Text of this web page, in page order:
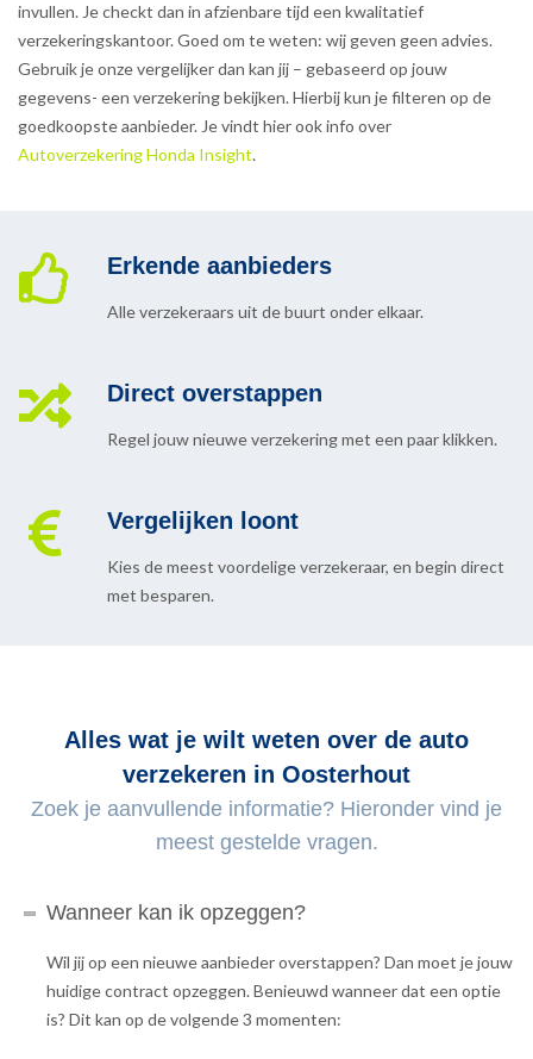
invullen. Je checkt dan in afzienbare tijd een kwalitatief
verzekeringskantoor. Goed om te weten: wij geven geen advies.
Gebruik je onze vergelijker dan kan jij – gebaseerd op jouw
gegevens- een verzekering bekijken. Hierbij kun je filteren op de
goedkoopste aanbieder. Je vindt hier ook info over
Autoverzekering Honda Insight.
Erkende aanbieders
Alle verzekeraars uit de buurt onder elkaar.
Direct overstappen
Regel jouw nieuwe verzekering met een paar klikken.
Vergelijken loont
Kies de meest voordelige verzekeraar, en begin direct
met besparen.
Alles wat je wilt weten over de auto
verzekeren in Oosterhout
Zoek je aanvullende informatie? Hieronder vind je
meest gestelde vragen.
Wanneer kan ik opzeggen?
Wil jij op een nieuwe aanbieder overstappen? Dan moet je jouw
huidige contract opzeggen. Benieuwd wanneer dat een optie
is? Dit kan op de volgende 3 momenten: